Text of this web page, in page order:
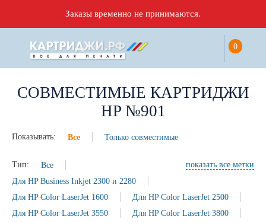
Заказы временно не принимаются.
0
СОВМЕСТИМЫЕ КАРТРИДЖИ
HP №901
Показывать: Все Только совместимые
показать все метки
Тип:
Все
Для HP Business Inkjet 2300 и 2280
Для HP Color LaserJet 1600
Для HP Color LaserJet 2500
Для HP Color LaserJet 3550
Для HP Color LaserJet 3800